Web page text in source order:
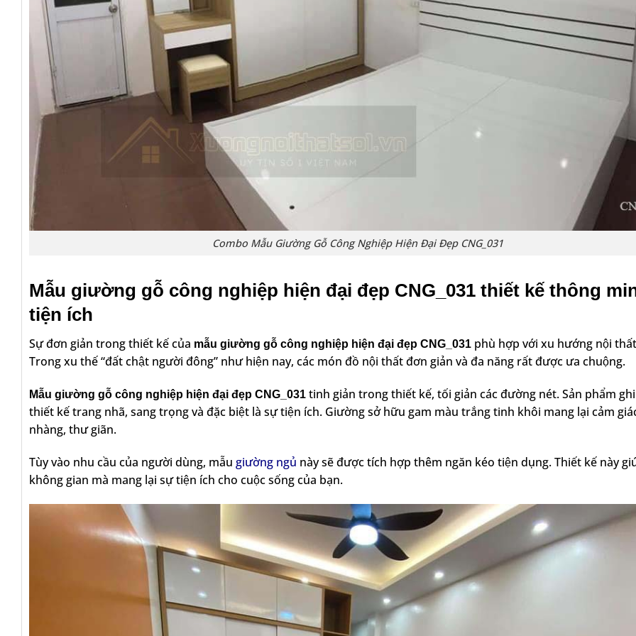
Combo Mẫu Giường Gỗ Công Nghiệp Hiện Đại Đẹp CNG_031
Mẫu giường gỗ công nghiệp hiện đại đẹp CNG_031 thiết kế thông
tiện ích
Sự đơn giản trong thiết kế của mẫu giường gỗ công nghiệp hiện đại đẹp CNG_031 phù hợp với xu hướng nội
Trong xu thế “đất chật người đông” như hiện nay, các món đồ nội thất đơn giản và đa năng rất được ưa chuộng.
Mẫu giường gỗ công nghiệp hiện đại đẹp CNG_031 tinh giản trong thiết kế, tối giản các đường nét. Sản phẩm
thiết kế trang nhã, sang trọng và đặc biệt là sự tiện ích. Giường sở hữu gam màu trắng tinh khôi mang lại cảm
nhàng, thư giãn.
Tùy vào nhu cầu của người dùng, mẫu giường ngủ này sẽ được tích hợp thêm ngăn kéo tiện dụng. Thiết kế này
không gian mà mang lại sự tiện ích cho cuộc sống của bạn.